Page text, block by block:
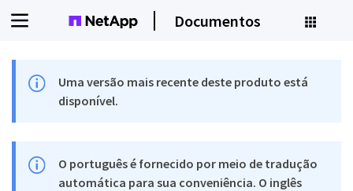
Documentos
Uma versão mais recente deste produto está
disponível.
O português é fornecido por meio de tradução
automática para sua conveniência. O inglês